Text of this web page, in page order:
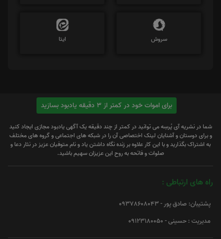
سروش ایتا
برای اموات خود در کمتر از 3 دقیقه یادبود بسازید
شما در نشریه آی پُرسِه می توانید در کمتر از چند دقیقه یک آگهی یادبود مجازی ایجاد کنید
و برای دوستان و آشنایان لینک اختصاصی آن را در شبکه های اجتماعی و گروه های مختلف
به اشتراک بگذارید و با این کار علاوه بر زنده نگاه داشتن یاد و نام متوفیان عزیز در نثار دعا و
صلوات و فاتحه به روح این عزیزان سهیم باشید.
راه های ارتباطی :
پشتیبان: صادق پور - 09378608043
مدیریت : حسینی - 09123180050